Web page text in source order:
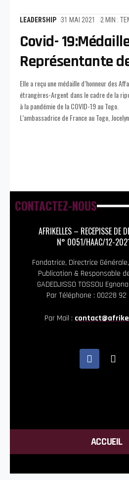
LEADERSHIP 31 MAI 2021 2 MIN :
Covid-
Représentante
Elle a reçu une médaille d’honneur des
étrangères-Argent dans le cadre de la
à la pandémie de la COVID-19 au Togo.
L’ambassadrice de France au Togo,
CABALLERO a remis cette distinction
Représentante de l’OMS au Togo. La
CONTACTEZ-NOUS
AFRIKELLES – RECEPISSE DE
N° 0051/HAAC/12-
Fondatrice, Directrice
Publication & Responsable
GADEDJISSO TOSSOU
Par Téléphone : 00228
Par Mail :
ACCUEIL